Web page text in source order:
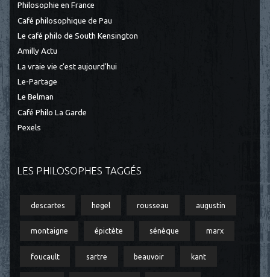
Philosophie en France
Café philosophique de Pau
Le café philo de South Kensington
Amilly Actu
La vraie vie c'est aujourd'hui
Le-Partage
Le Belman
Café Philo La Garde
Pexels
LES PHILOSOPHES TAGGÉS
descartes hegel rousseau augustin
montaigne épictète sénèque marx
foucault sartre beauvoir kant